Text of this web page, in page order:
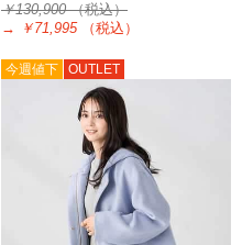
￥130,900（税込）
→
￥71,995 （税込）
今週値下 OUTLET